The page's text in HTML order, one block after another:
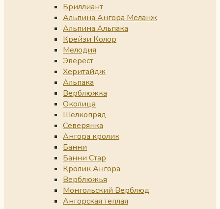
Бриллиант
Альпина Ангора Меланж
Альпина Альпака
Крейзи Колор
Мелодия
Эверест
Херитайдж
Альпака
Верблюжка
Околица
Шелкопряд
Северянка
Ангора кролик
Банни
Банни Стар
Кролик Ангора
Верблюжья
Монгольский Верблюд
Ангорская теплая